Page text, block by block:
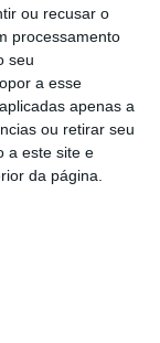
ou recusar o
processamento
seu
a esse
apenas a
ou retirar seu
a este site e
da página.